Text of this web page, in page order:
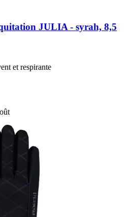
JULIA -​ syrah, 8,5
et respirante